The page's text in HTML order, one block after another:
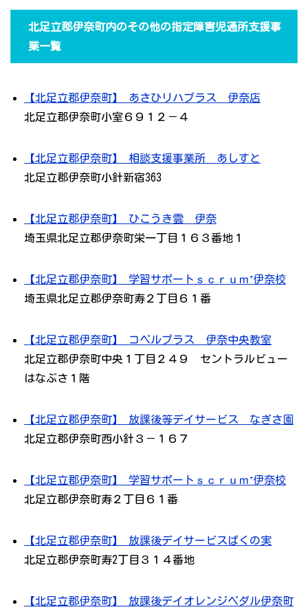
北足立郡伊奈町内のその他の指定障害児通所支援事
業一覧
【北足立郡伊奈町】 あさひリハプラス 伊奈店
北足立郡伊奈町小室６９１２－４
【北足立郡伊奈町】 相談支援事業所 あしすと
北足立郡伊奈町小針新宿363
【北足立郡伊奈町】 ひこうき雲 伊奈
埼玉県北足立郡伊奈町栄一丁目１６３番地１
【北足立郡伊奈町】 学習サポートｓｃｒｕｍ⁺伊奈校
埼玉県北足立郡伊奈町寿２丁目６１番
【北足立郡伊奈町】 コペルプラス 伊奈中央教室
北足立郡伊奈町中央１丁目２４９ セントラルビュー
はなぶさ１階
【北足立郡伊奈町】 放課後等デイサービス なぎさ園
北足立郡伊奈町西小針３－１６７
【北足立郡伊奈町】 学習サポートｓｃｒｕｍ⁺伊奈校
北足立郡伊奈町寿２丁目６１番
【北足立郡伊奈町】 放課後デイサービスばくの実
北足立郡伊奈町寿2丁目３１４番地
【北足立郡伊奈町】 放課後デイオレンジペダル伊奈町